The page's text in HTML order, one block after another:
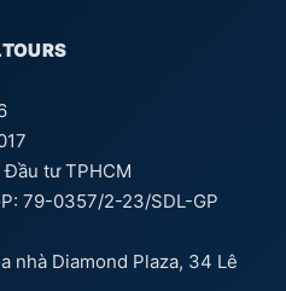
Đầu tư TPHCM
79-0357/2-23/SDL-GP
nhà Diamond Plaza, 34 Lê